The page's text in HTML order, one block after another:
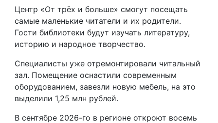
Центр «От трёх и больше» смогут посещать
самые маленькие читатели и их родители.
Гости библиотеки будут изучать литературу,
историю и народное творчество.
Специалисты уже отремонтировали читальный
зал. Помещение оснастили современным
оборудованием, завезли новую мебель, на это
выделили 1,25 млн рублей.
В сентябре 2026-го в регионе откроют восемь